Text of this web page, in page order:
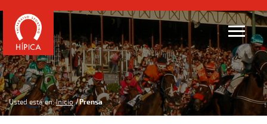
Usted está en: Inicio Prensa